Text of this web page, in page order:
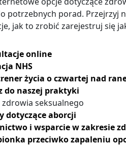
potrzebnych porad. Przejrzyj
jak to zrobić zarejestruj się
online
NHS
życia o czwartej nad
do naszej praktyki
zdrowia seksualnego
dotyczące aborcji
i wsparcie w zakresie
przeciwko zapaleniu